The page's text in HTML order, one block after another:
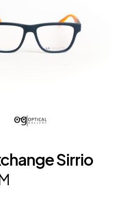
Sirrio